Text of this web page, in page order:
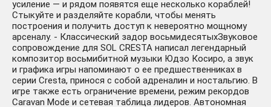
усиление — и рядом появятся еще несколько кораблей!
Стыкуйте и разделяйте корабли, чтобы менять
построения и получить доступ к невероятно мощному
арсеналу. - Классический задор восьмидесятыхЗвуковое
сопровождение для SOL CRESTA написал легендарный
композитор восьмибитной музыки Юдзо Косиро, а звук
и графика игры напоминают о ее предшественниках в
серии Cresta, принося с собой адреналин и ностальгию. В
игре также есть ограничение времени, режим рекордов
Caravan Mode и сетевая таблица лидеров. Автономная